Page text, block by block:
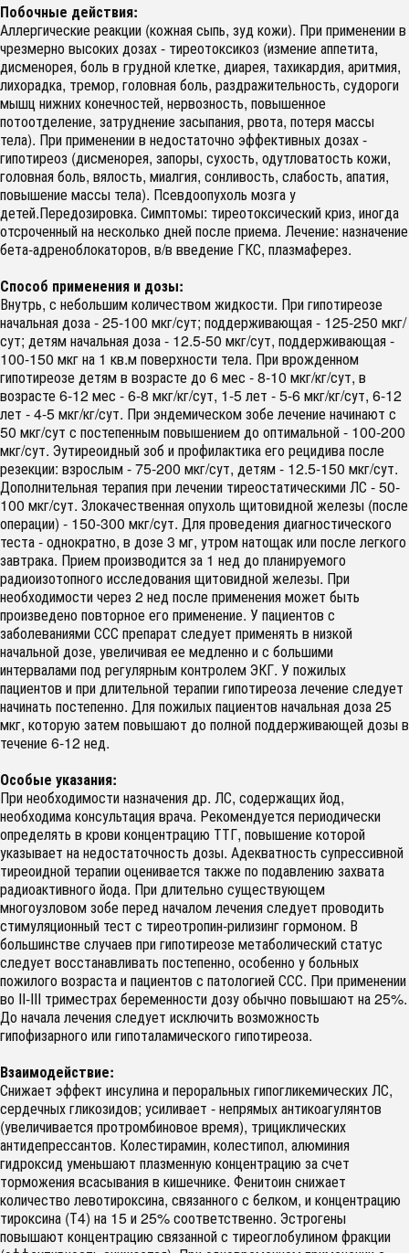
Побочные действия:
Аллергические реакции (кожная сыпь, зуд кожи). При применении в
чрезмерно высоких дозах - тиреотоксикоз (измение аппетита,
дисменорея, боль в грудной клетке, диарея, тахикардия, аритмия,
лихорадка, тремор, головная боль, раздражительность, судороги
мышц нижних конечностей, нервозность, повышенное
потоотделение, затруднение засыпания, рвота, потеря массы
тела). При применении в недостаточно эффективных дозах -
гипотиреоз (дисменорея, запоры, сухость, одутловатость кожи,
головная боль, вялость, миалгия, сонливость, слабость, апатия,
повышение массы тела). Псевдоопухоль мозга у
детей.Передозировка. Симптомы: тиреотоксический криз, иногда
отсроченный на несколько дней после приема. Лечение: назначение
бета-адреноблокаторов, в/в введение ГКС, плазмаферез.
Способ применения и дозы:
Внутрь, с небольшим количеством жидкости. При гипотиреозе
начальная доза - 25-100 мкг/сут; поддерживающая - 125-250 мкг/
сут; детям начальная доза - 12.5-50 мкг/сут, поддерживающая -
100-150 мкг на 1 кв.м поверхности тела. При врожденном
гипотиреозе детям в возрасте до 6 мес - 8-10 мкг/кг/сут, в
возрасте 6-12 мес - 6-8 мкг/кг/сут, 1-5 лет - 5-6 мкг/кг/сут, 6-12
лет - 4-5 мкг/кг/сут. При эндемическом зобе лечение начинают с
50 мкг/сут с постепенным повышением до оптимальной - 100-200
мкг/сут. Эутиреоидный зоб и профилактика его рецидива после
резекции: взрослым - 75-200 мкг/сут, детям - 12.5-150 мкг/сут.
Дополнительная терапия при лечении тиреостатическими ЛС - 50-
100 мкг/сут. Злокачественная опухоль щитовидной железы (после
операции) - 150-300 мкг/сут. Для проведения диагностического
теста - однократно, в дозе 3 мг, утром натощак или после легкого
завтрака. Прием производится за 1 нед до планируемого
радиоизотопного исследования щитовидной железы. При
необходимости через 2 нед после применения может быть
произведено повторное его применение. У пациентов с
заболеваниями ССС препарат следует применять в низкой
начальной дозе, увеличивая ее медленно и с большими
интервалами под регулярным контролем ЭКГ. У пожилых
пациентов и при длительной терапии гипотиреоза лечение следует
начинать постепенно. Для пожилых пациентов начальная доза 25
мкг, которую затем повышают до полной поддерживающей дозы в
течение 6-12 нед.
Особые указания:
При необходимости назначения др. ЛС, содержащих йод,
необходима консультация врача. Рекомендуется периодически
определять в крови концентрацию ТТГ, повышение которой
указывает на недостаточность дозы. Адекватность супрессивной
тиреоидной терапии оценивается также по подавлению захвата
радиоактивного йода. При длительно существующем
многоузловом зобе перед началом лечения следует проводить
стимуляционный тест с тиреотропин-рилизинг гормоном. В
большинстве случаев при гипотиреозе метаболический статус
следует восстанавливать постепенно, особенно у больных
пожилого возраста и пациентов с патологией ССС. При применении
во II-III триместрах беременности дозу обычно повышают на 25%.
До начала лечения следует исключить возможность
гипофизарного или гипоталамического гипотиреоза.
Взаимодействие:
Снижает эффект инсулина и пероральных гипогликемических ЛС,
сердечных гликозидов; усиливает - непрямых антикоагулянтов
(увеличивается протромбиновое время), трициклических
антидепрессантов. Колестирамин, колестипол, алюминия
гидроксид уменьшают плазменную концентрацию за счет
торможения всасывания в кишечнике. Фенитоин снижает
количество левотироксина, связанного с белком, и концентрацию
тироксина (Т4) на 15 и 25% соответственно. Эстрогены
повышают концентрацию связанной с тиреоглобулином фракции